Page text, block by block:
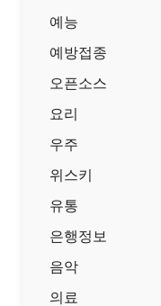
예능
예방접종
오픈소스
요리
우주
위스키
유통
은행정보
음악
의료